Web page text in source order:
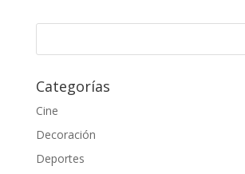
Categorías
Cine
Decoración
Deportes